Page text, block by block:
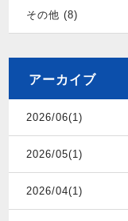
その他 (8)
アーカイブ
2026/06(1)
2026/05(1)
2026/04(1)